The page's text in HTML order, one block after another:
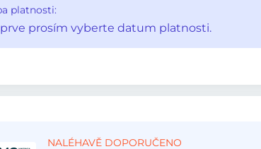
platnosti:
prosím vyberte datum platnosti.
NALÉHAVĚ DOPORUČENO